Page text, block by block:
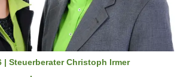
| Steuerberater Christoph Irmer